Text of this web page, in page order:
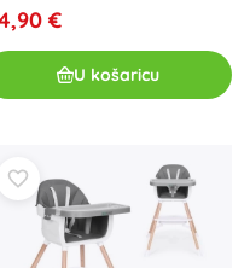
€
U košaricu